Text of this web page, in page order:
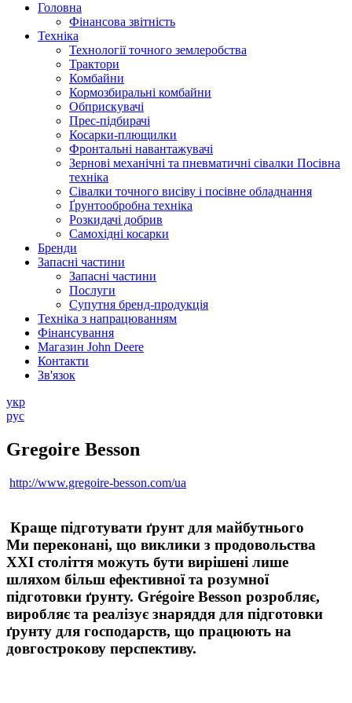
Головна
Фінансова звітність
Техніка
Технології точного землеробства
Трактори
Комбайни
Кормозбиральні комбайни
Обприскувачі
Прес-підбирачі
Косарки-плющилки
Фронтальні навантажувачі
Зернові механічні та пневматичні сівалки Посівна
техніка
Сівалки точного висіву і посівне обладнання
Ґрунтообробна техніка
Розкидачі добрив
Самохідні косарки
Бренди
Запасні частини
Запасні частини
Послуги
Супутня бренд-продукція
Техніка з напрацюванням
Фінансування
Магазин John Deere
Контакти
Зв'язок
укр
рус
Gregoire Besson
http://www.gregoire-besson.com/ua
Краще підготувати ґрунт для майбутнього
Ми переконані, що виклики з продовольства
XXI століття можуть бути вирішені лише
шляхом більш ефективної та розумної
підготовки ґрунту. Grégoire Besson розробляє,
виробляє та реалізує знаряддя для підготовки
ґрунту для господарств, що працюють на
довгострокову перспективу.